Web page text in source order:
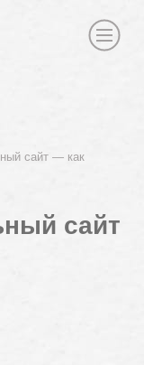
сайт — как
сайт